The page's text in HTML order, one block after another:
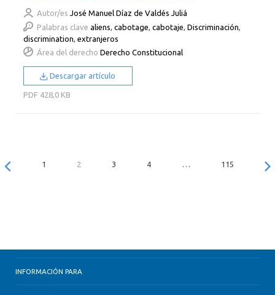
Autor/es José Manuel Díaz de Valdés Juliá
Palabras clave aliens ,cabotage ,cabotaje ,Discriminación
discrimination ,extranjeros
Área del derecho Derecho Constitucional
Descargar artículo
PDF 428,0 KB
1 2 3 4 … 115
INFORMACIÓN PARA